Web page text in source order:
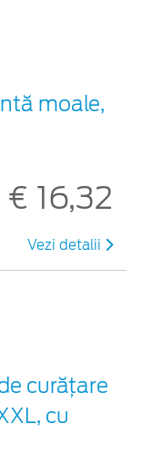
moale,
€ 16,32
Vezi detalii
curățare
cu